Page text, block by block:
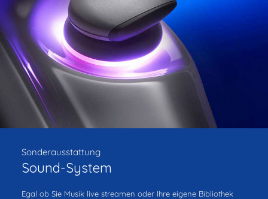
Sonderausstattung
Sound-System
Egal ob Sie Musik live streamen oder Ihre eigene Bibliothek